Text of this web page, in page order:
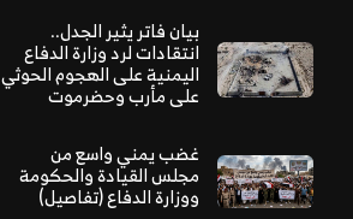
بيان فاتر يثير الجدل..
انتقادات لرد وزارة الدفاع
اليمنية على الهجوم الحوثي
على مأرب وحضرموت
غضب يمني واسع من
مجلس القيادة والحكومة
ووزارة الدفاع (تفاصيل)